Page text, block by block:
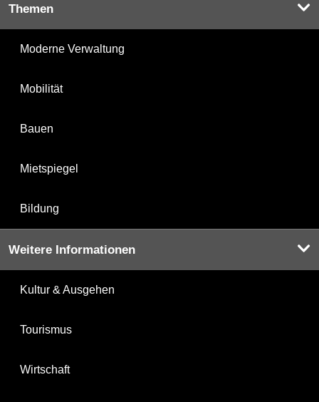
Themen
Moderne Verwaltung
Mobilität
Bauen
Mietspiegel
Bildung
Weitere Informationen
Kultur & Ausgehen
Tourismus
Wirtschaft